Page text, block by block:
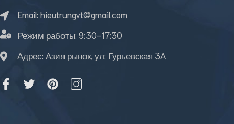
Email: hieutrungvt@gmail.com
Режим работы: 9:30-17:30
Адрес: Азия рынок, ул: Гурьевская 3А